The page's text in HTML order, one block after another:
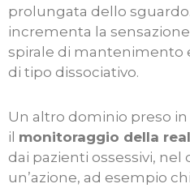
prolungata dello
incrementa la
spirale di mantenimento
di tipo dissociativo.
Un altro dominio preso
il monitoraggio della
dai pazienti ossessivi, nel
un’azione, ad esempio